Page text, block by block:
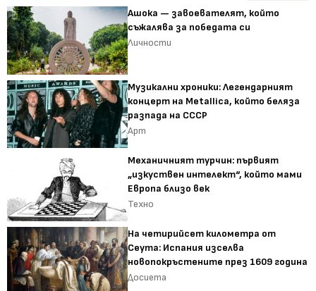
Ашока — завоевателят, който
съжалява за победата си
Личности
Музикални хроники: Легендарният
концерт на Metallica, който беляза
разпада на СССР
Арт
Механичният турчин: първият
„изкуствен интелект“, който мами
Европа близо век
Техно
На четирийсет километра от
Сеута: Испания изселва
новопокръстените през 1609 година
Досиета